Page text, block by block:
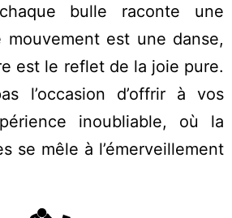
bulle raconte une
mouvement est une danse,
est le reflet de la joie pure.
l’occasion d’offrir à vos
inoubliable, où la
se mêle à l’émerveillement